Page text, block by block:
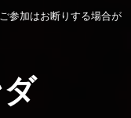
参加はお断りする場合が